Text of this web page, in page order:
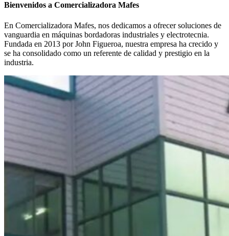
Bienvenidos a Comercializadora Mafes
En Comercializadora Mafes, nos dedicamos a ofrecer soluciones de
vanguardia en máquinas bordadoras industriales y electrotecnia.
Fundada en 2013 por John Figueroa, nuestra empresa ha crecido y
se ha consolidado como un referente de calidad y prestigio en la
industria.